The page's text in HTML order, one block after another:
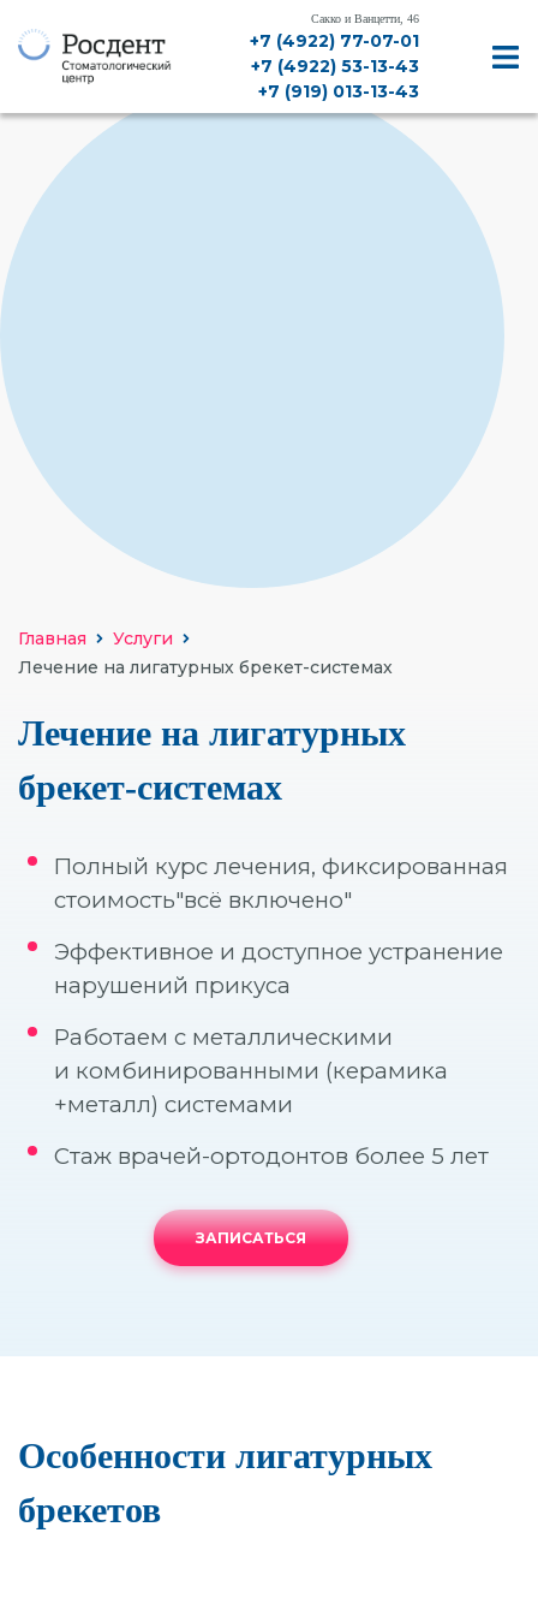
Сакко и Ванцетти, 46
+7 (4922) 77-07-01
+7 (4922) 53-13-43
+7 (919) 013-13-43
ЛЕЧЕНИЕ ЗУБОВ
ЛЕЧЕНИЕ ДЕСЕН
ИМПЛАНТАЦИЯ
ПРОТЕЗИРОВАНИЕ
ОСОБЫЕ УСЛОВИЯ
Главная
Услуги
Лечение на лигатурных брекет-системах
Лечение на лигатурных
брекет-системах
Полный курс лечения, фиксированная
стоимость"всё включено"
Эффективное и доступное устранение
нарушений прикуса
Работаем с металлическими
и комбинированными (керамика
+металл) системами
Стаж врачей-ортодонтов более 5 лет
ЗАПИСАТЬСЯ
Особенности лигатурных
брекетов